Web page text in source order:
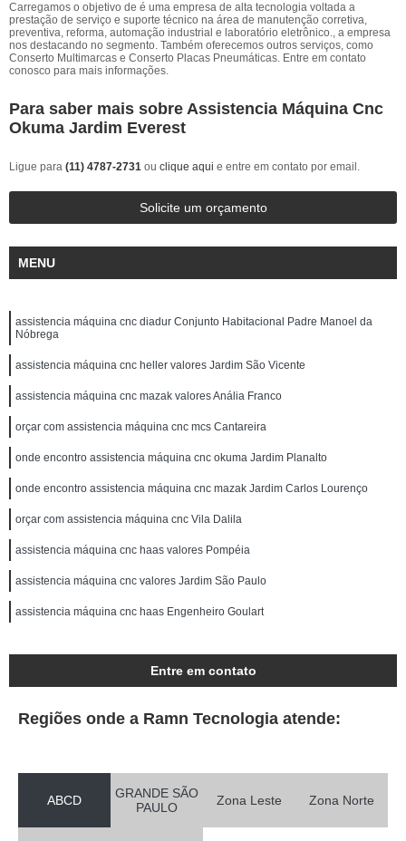
Carregamos o objetivo de é uma empresa de alta tecnologia voltada a
prestação de serviço e suporte técnico na área de manutenção corretiva,
preventiva, reforma, automação industrial e laboratório eletrônico., a empresa
nos destacando no segmento. Também oferecemos outros serviços, como
Conserto Multimarcas e Conserto Placas Pneumáticas. Entre em contato
conosco para mais informações.
Para saber mais sobre Assistencia Máquina Cnc
Okuma Jardim Everest
Ligue para (11) 4787-2731 ou clique aqui e entre em contato por email.
Solicite um orçamento
MENU
assistencia máquina cnc diadur Conjunto Habitacional Padre Manoel da
Nóbrega
assistencia máquina cnc heller valores Jardim São Vicente
assistencia máquina cnc mazak valores Anália Franco
orçar com assistencia máquina cnc mcs Cantareira
onde encontro assistencia máquina cnc okuma Jardim Planalto
onde encontro assistencia máquina cnc mazak Jardim Carlos Lourenço
orçar com assistencia máquina cnc Vila Dalila
assistencia máquina cnc haas valores Pompéia
assistencia máquina cnc valores Jardim São Paulo
assistencia máquina cnc haas Engenheiro Goulart
Entre em contato
Regiões onde a Ramn Tecnologia atende:
ABCD
GRANDE SÃO
PAULO
Zona Leste Zona Norte